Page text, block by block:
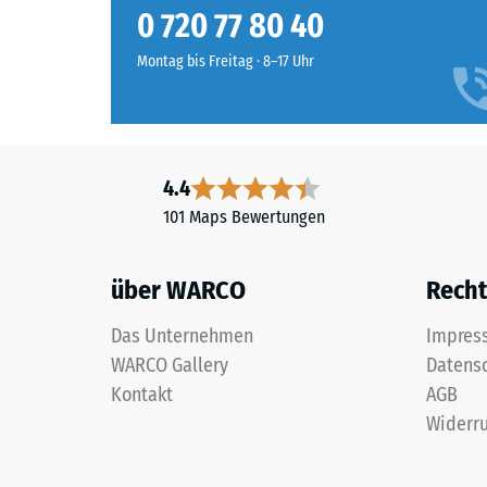
erscheint
frisches,
Gelbwertigkeit,
lebendige,
Note
verleiht.
-
2
=
ca.
0 720 77 80 40
Montag bis Freitag · 8–17 Uhr
4.4
101 Maps Bewertungen
über WARCO
Das Unternehmen
WARCO Gallery
Kontakt
AGB